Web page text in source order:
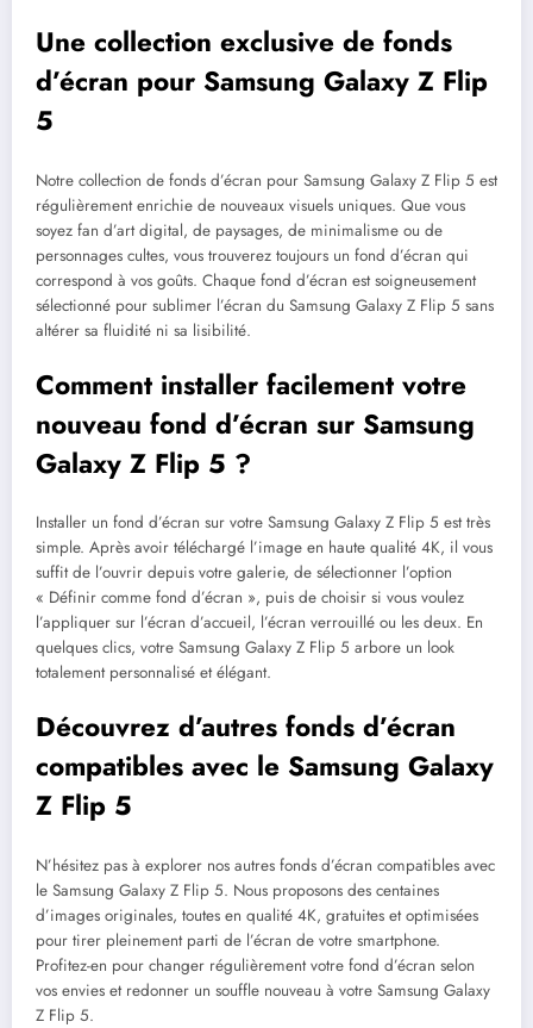
Une collection exclusive de fonds
d’écran pour Samsung Galaxy Z Flip
5
Notre collection de fonds d’écran pour Samsung Galaxy Z Flip 5 est
régulièrement enrichie de nouveaux visuels uniques. Que vous
soyez fan d’art digital, de paysages, de minimalisme ou de
personnages cultes, vous trouverez toujours un fond d’écran qui
correspond à vos goûts. Chaque fond d’écran est soigneusement
sélectionné pour sublimer l’écran du Samsung Galaxy Z Flip 5 sans
altérer sa fluidité ni sa lisibilité.
Comment installer facilement votre
nouveau fond d’écran sur Samsung
Galaxy Z Flip 5 ?
Installer un fond d’écran sur votre Samsung Galaxy Z Flip 5 est très
simple. Après avoir téléchargé l’image en haute qualité 4K, il vous
suffit de l’ouvrir depuis votre galerie, de sélectionner l’option
« Définir comme fond d’écran », puis de choisir si vous voulez
l’appliquer sur l’écran d’accueil, l’écran verrouillé ou les deux. En
quelques clics, votre Samsung Galaxy Z Flip 5 arbore un look
totalement personnalisé et élégant.
Découvrez d’autres fonds d’écran
compatibles avec le Samsung Galaxy
Z Flip 5
N’hésitez pas à explorer nos autres fonds d’écran compatibles avec
le Samsung Galaxy Z Flip 5. Nous proposons des centaines
d’images originales, toutes en qualité 4K, gratuites et optimisées
pour tirer pleinement parti de l’écran de votre smartphone.
Profitez-en pour changer régulièrement votre fond d’écran selon
vos envies et redonner un souffle nouveau à votre Samsung Galaxy
Z Flip 5.